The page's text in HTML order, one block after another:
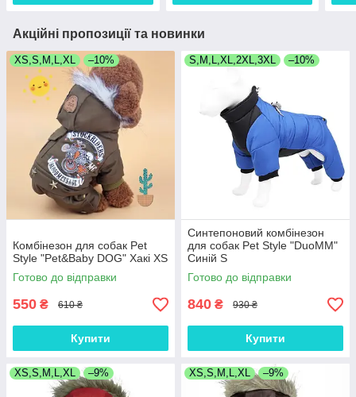
Акційні пропозиції та новинки
XS,S,M,L,XL –10%
Комбінезон для собак Pet
Style "Pet&Baby DOG" Хакі XS
Готово до відправки
550 ₴ 610 ₴
Купити
S,M,L,XL,2XL,3XL –10%
Синтепоновий комбінезон
для собак Pet Style "DuoMM"
Синій S
Готово до відправки
840 ₴ 930 ₴
Купити
XS,S,M,L,XL –9% XS,S,M,L,XL –9%